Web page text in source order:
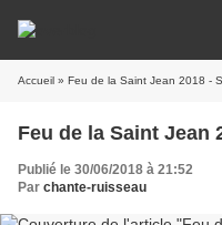
Accueil » Feu de la Saint Jean 2018 -
Feu de la Saint Jean
Publié le 30/06/2018 à 21:52
Par chante-ruisseau